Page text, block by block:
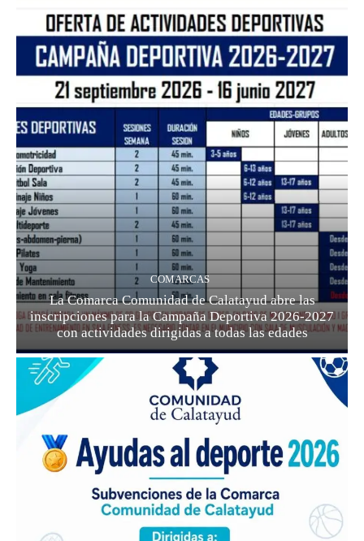
COMARCAS
La Comarca Comunidad de Calatayud abre las
inscripciones para la Campaña Deportiva 2026-2027
con actividades dirigidas a todas las edades